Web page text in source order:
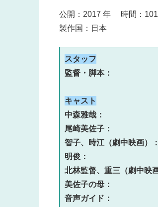
公開：2017 年 時間：
製作国：日本
スタッフ
監督・脚本
キャスト
中森雅哉
尾崎美佐子：　　　　
智子、時江（劇中映画）
明俊：
北林監督、重三（劇中映
美佐子の母：　　　　
音声ガイド